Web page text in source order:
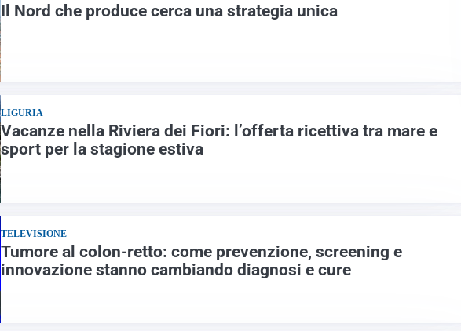
Il Nord che produce cerca una strategia unica
LIGURIA
Vacanze nella Riviera dei Fiori: l’offerta ricettiva tra mare e
sport per la stagione estiva
TELEVISIONE
Tumore al colon-retto: come prevenzione, screening e
innovazione stanno cambiando diagnosi e cure